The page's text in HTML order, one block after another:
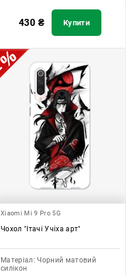
430 ₴ Купити
Xiaomi Mi 9 Pro 5G
Чохол "Ітачі Учіха арт"
Матеріал: Чорний матовий
силікон